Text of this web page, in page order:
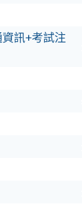
訊+考試注